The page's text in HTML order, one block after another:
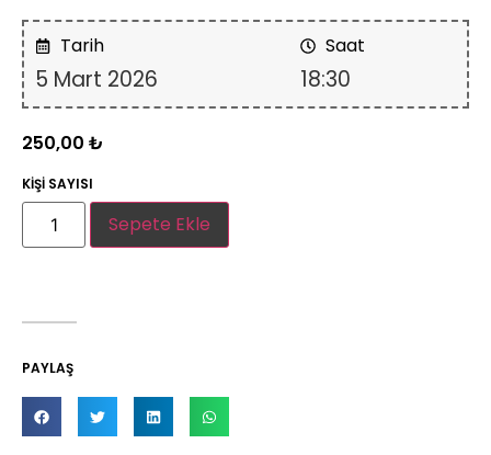
Tarih
5 Mart 2026
Saat
18:30
250,00 ₺
KİŞİ SAYISI
Sepete Ekle
PAYLAŞ